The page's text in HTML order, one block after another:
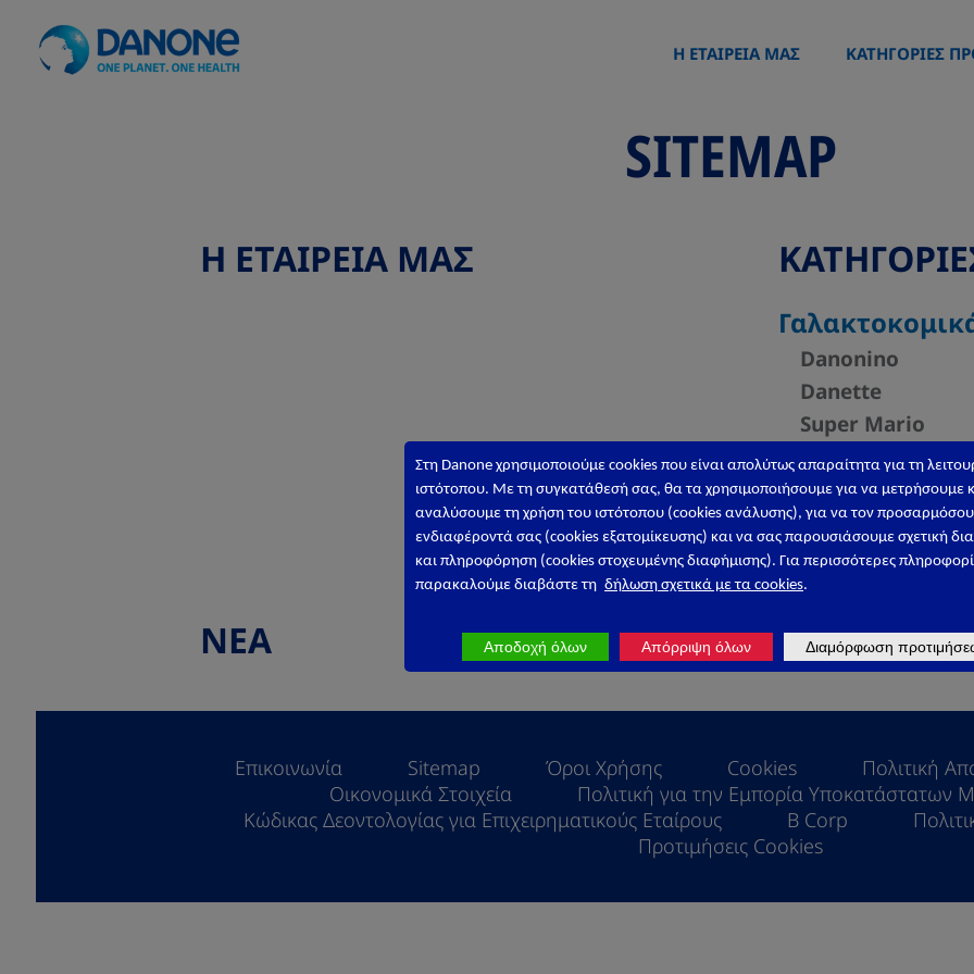
Η ΕΤΑΙΡΕΙΑ ΜΑΣ ΚΑΤΗΓΟΡΙΕΣ
SITEMAP
Η ΕΤΑΙΡΕΙΑ ΜΑΣ
Danonino
Danette
Super Mario
Βρεφική &
Ειδική
ΝΕΑ
Επικοινωνία Sitemap Όροι Χρήσης Cookies Πολιτική
Οικονομικά Στοιχεία
Πολιτική για την Εμπορία Υποκατάστατων
Κώδικας Δεοντολογίας για Επιχειρηματικούς Εταίρους
B Corp
Προτιμήσεις Cookies
Στη Danone χρησιμοποιούμε cookies που είναι απολύτως απαραίτητα για τη
ιστότοπου. Με τη συγκατάθεσή σας, θα τα χρησιμοποιήσουμε για να μετρήσουμε
αναλύσουμε τη χρήση του ιστότοπου (cookies ανάλυσης), για να τον
ενδιαφέροντά σας (cookies εξατομίκευσης) και να σας παρουσιάσουμε σχετική
και πληροφόρηση (cookies στοχευμένης διαφήμισης). Για περισσότερες
παρακαλούμε διαβάστε τη δήλωση σχετικά με τα cookies.
Αποδοχή όλων Απόρριψη όλων Διαμόρφωση